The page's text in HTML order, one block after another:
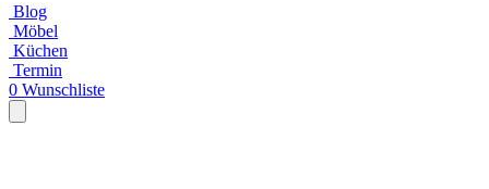
Blog
Möbel
Küchen
Termin
0 Wunschliste